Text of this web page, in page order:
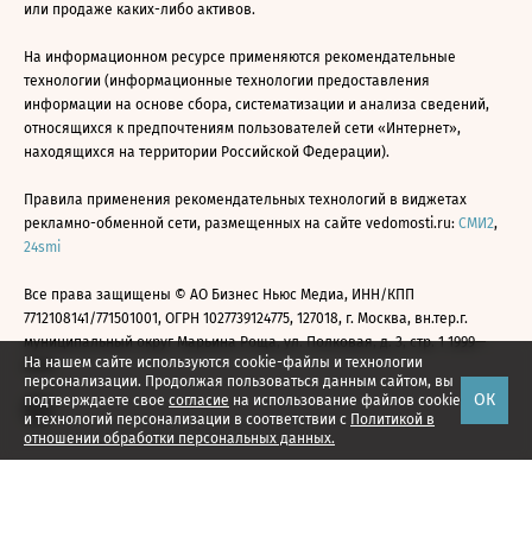
На нашем сайте используются cookie-файлы и технологии
персонализации. Продолжая пользоваться данным сайтом, вы
подтверждаете свое согласие на использование файлов cookie
и технологий персонализации в соответствии с Политикой в
отношении обработки персональных данных.
ОК
или продаже каких-либо активов.
На информационном ресурсе применяются рекомендательные
технологии (информационные технологии предоставления
информации на основе сбора, систематизации и анализа сведений,
относящихся к предпочтениям пользователей сети «Интернет»,
находящихся на территории Российской Федерации).
Правила применения рекомендательных технологий в виджетах
рекламно-обменной сети, размещенных на сайте vedomosti.ru: СМИ2,
24smi
Все права защищены © АО Бизнес Ньюс Медиа, ИНН/КПП
7712108141/771501001, ОГРН 1027739124775, 127018, г. Москва, вн.тер.г.
муниципальный округ Марьина Роща, ул. Полковая, д. 3, стр. 1 1999—
2026